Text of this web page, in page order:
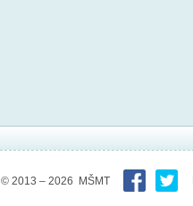
© 2013 – 2026 MŠMT